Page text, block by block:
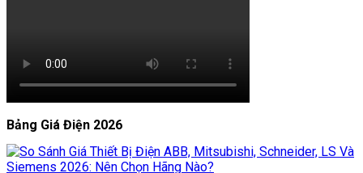
Bảng Giá Điện 2026